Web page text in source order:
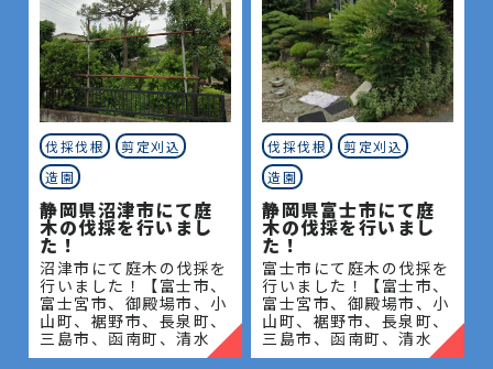
伐採伐根
剪定刈込
造園
静岡県沼津市にて庭
木の伐採を行いまし
た！
沼津市にて庭木の伐採を
行いました！【富士市、
富士宮市、御殿場市、小
山町、裾野市、長泉町、
三島市、函南町、清水
町、沼津市、熱海市、伊
伐採伐根
剪定刈込
造園
静岡県富士市にて庭
木の伐採を行いまし
た！
富士市にて庭木の伐採を
行いました！【富士市、
富士宮市、御殿場市、小
山町、裾野市、長泉町、
三島市、函南町、清水
町、沼津市、熱海市、伊